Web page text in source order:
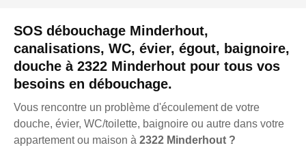
SOS débouchage Minderhout,
canalisations, WC, évier, égout, baignoire,
douche à 2322 Minderhout pour tous vos
besoins en débouchage.
Vous rencontre un problème d'écoulement de votre
douche, évier, WC/toilette, baignoire ou autre dans votre
appartement ou maison à 2322 Minderhout ?